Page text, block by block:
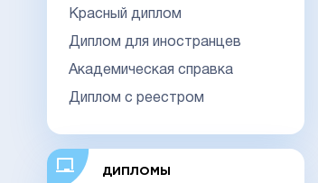
Красный диплом
Диплом для иностранцев
Академическая справка
Диплом с реестром
ДИПЛОМЫ